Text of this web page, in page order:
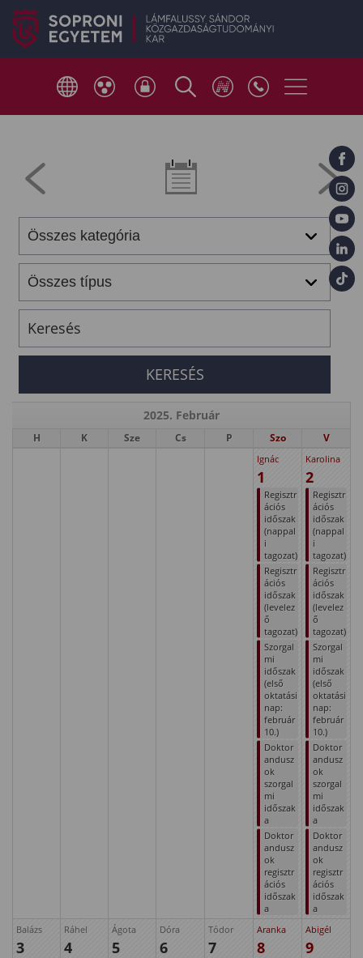
2025. Február
H K Sze Cs P Szo V
Ignác
1
Regisztr
ációs
időszak
(nappal
i
tagozat)
Regisztr
ációs
időszak
(levelez
ő
tagozat)
Szorgal
mi
időszak
(első
oktatási
nap:
február
10.)
Doktor
andusz
ok
szorgal
mi
időszak
a
Doktor
andusz
ok
regisztr
ációs
időszak
a
Karolina
2
Regisztr
ációs
időszak
(nappal
i
tagozat)
Regisztr
ációs
időszak
(levelez
ő
tagozat)
Szorgal
mi
időszak
(első
oktatási
nap:
február
10.)
Doktor
andusz
ok
szorgal
mi
időszak
a
Doktor
andusz
ok
regisztr
ációs
időszak
a
Balázs
3
Ráhel
4
Ágota
5
Dóra
6
Tódor
7
Aranka
8
Abigél
9